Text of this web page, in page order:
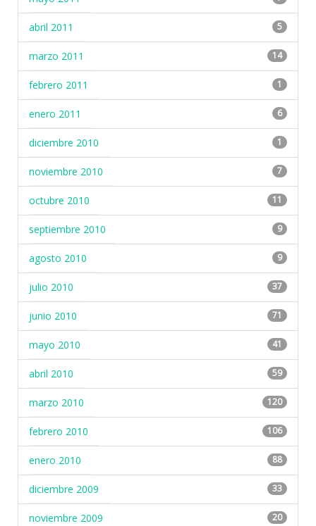
abril 2011 5
marzo 2011 14
febrero 2011 1
enero 2011 6
diciembre 2010 1
noviembre 2010 7
octubre 2010 11
septiembre 2010 9
agosto 2010 9
julio 2010 37
junio 2010 71
mayo 2010 41
abril 2010 59
marzo 2010 120
febrero 2010 106
enero 2010 88
diciembre 2009 33
noviembre 2009 20